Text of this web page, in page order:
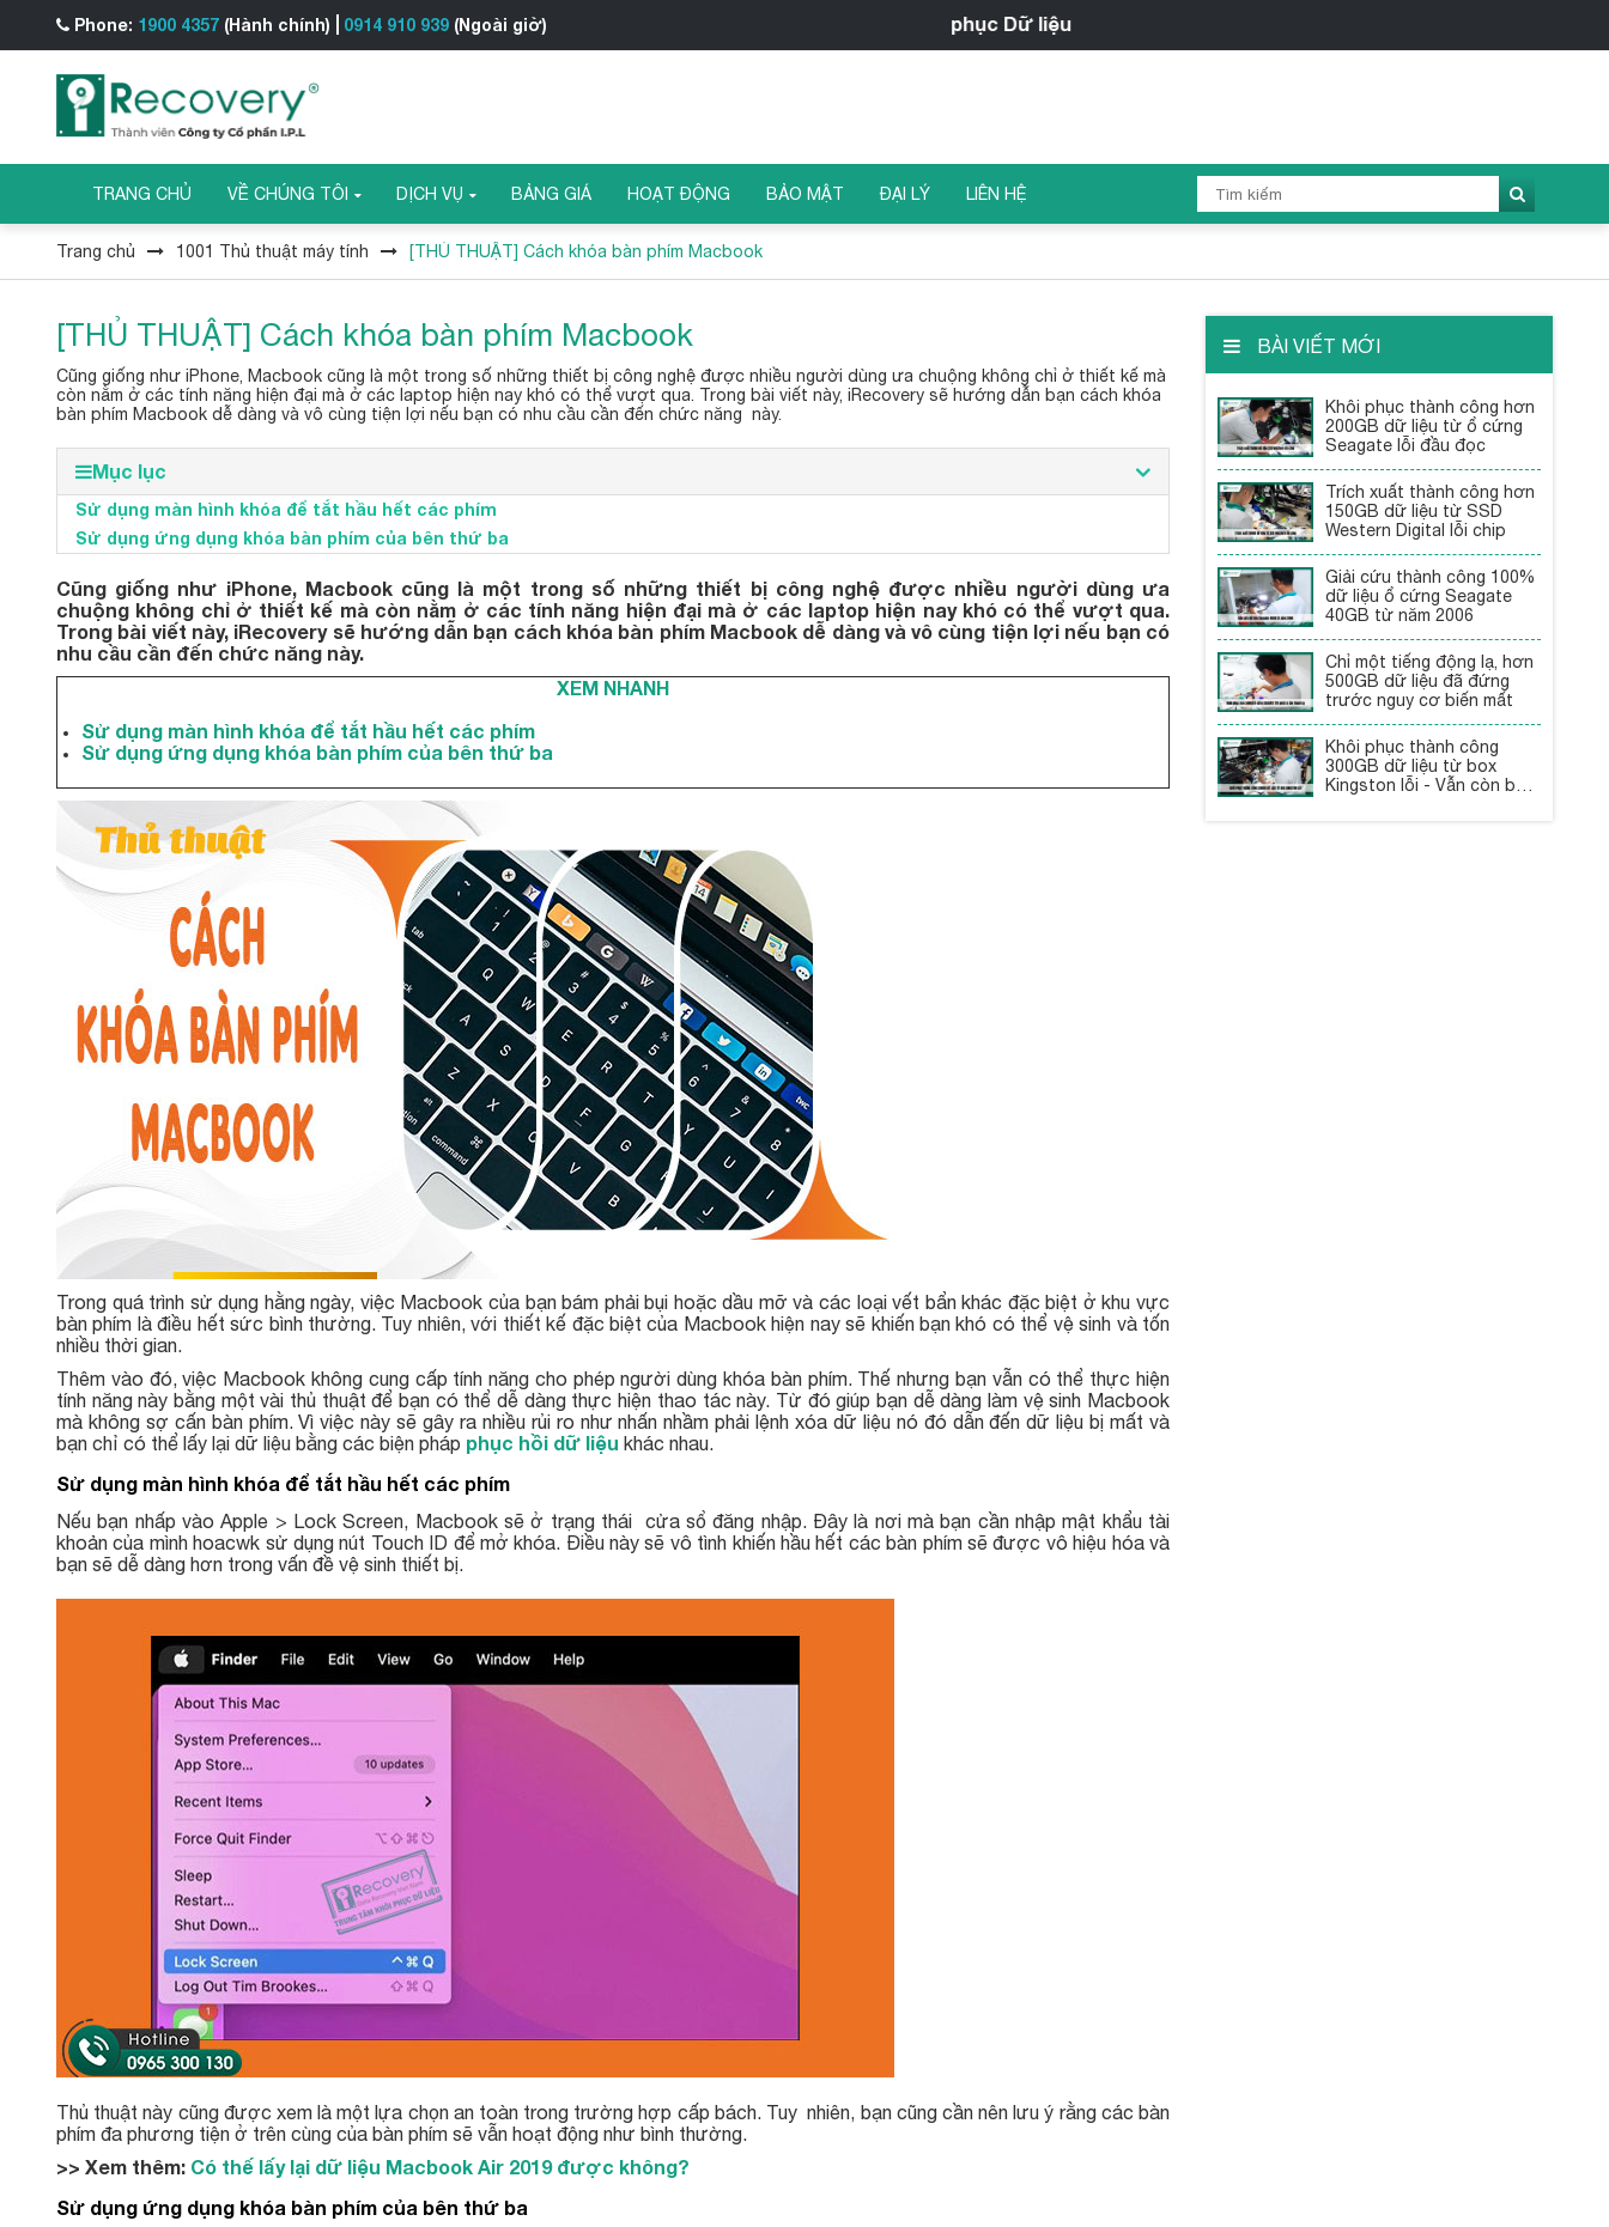
Phone: 1900 4357 (Hành chính) 0914 910 939 (Ngoài giờ) iRecovery - Trung tâm Khôi phục Dữ liệu
TRANG CHỦ VỀ CHÚNG TÔI DỊCH VỤ BẢNG GIÁ HOẠT ĐỘNG BẢO MẬT ĐẠI LÝ LIÊN HỆ
Trang chủ 1001 Thủ thuật máy tính [THỦ THUẬT] Cách khóa bàn phím Macbook
[THỦ THUẬT] Cách khóa bàn phím Macbook
Cũng giống như iPhone, Macbook cũng là một trong số những thiết bị công nghệ được nhiều người dùng ưa chuộng không chỉ ở thiết kế mà
còn nằm ở các tính năng hiện đại mà ở các laptop hiện nay khó có thể vượt qua. Trong bài viết này, iRecovery sẽ hướng dẫn bạn cách khóa
bàn phím Macbook dễ dàng và vô cùng tiện lợi nếu bạn có nhu cầu cần đến chức năng này.
Mục lục
Sử dụng màn hình khóa để tắt hầu hết các phím
Sử dụng ứng dụng khóa bàn phím của bên thứ ba
Cũng giống như iPhone, Macbook cũng là một trong số những thiết bị công nghệ được nhiều người dùng ưa
chuộng không chỉ ở thiết kế mà còn nằm ở các tính năng hiện đại mà ở các laptop hiện nay khó có thể vượt qua.
Trong bài viết này, iRecovery sẽ hướng dẫn bạn cách khóa bàn phím Macbook dễ dàng và vô cùng tiện lợi nếu bạn có
nhu cầu cần đến chức năng này.
XEM NHANH
Sử dụng màn hình khóa để tắt hầu hết các phím
Sử dụng ứng dụng khóa bàn phím của bên thứ ba
Trong quá trình sử dụng hằng ngày, việc Macbook của bạn bám phải bụi hoặc dầu mỡ và các loại vết bẩn khác đặc biệt ở khu vực
bàn phím là điều hết sức bình thường. Tuy nhiên, với thiết kế đặc biệt của Macbook hiện nay sẽ khiến bạn khó có thể vệ sinh và tốn
nhiều thời gian.
Thêm vào đó, việc Macbook không cung cấp tính năng cho phép người dùng khóa bàn phím. Thế nhưng bạn vẫn có thể thực hiện
tính năng này bằng một vài thủ thuật để bạn có thể dễ dàng thực hiện thao tác này. Từ đó giúp bạn dễ dàng làm vệ sinh Macbook
mà không sợ cấn bàn phím. Vì việc này sẽ gây ra nhiều rủi ro như nhấn nhầm phải lệnh xóa dữ liệu nó đó dẫn đến dữ liệu bị mất và
bạn chỉ có thể lấy lại dữ liệu bằng các biện pháp phục hồi dữ liệu khác nhau.
Sử dụng màn hình khóa để tắt hầu hết các phím
Nếu bạn nhấp vào Apple > Lock Screen, Macbook sẽ ở trạng thái cửa sổ đăng nhập. Đây là nơi mà bạn cần nhập mật khẩu tài
khoản của mình hoacwk sử dụng nút Touch ID để mở khóa. Điều này sẽ vô tình khiến hầu hết các bàn phím sẽ được vô hiệu hóa và
bạn sẽ dễ dàng hơn trong vấn đề vệ sinh thiết bị.
Thủ thuật này cũng được xem là một lựa chọn an toàn trong trường hợp cấp bách. Tuy nhiên, bạn cũng cần nên lưu ý rằng các bàn
phím đa phương tiện ở trên cùng của bàn phím sẽ vẫn hoạt động như bình thường.
>> Xem thêm: Có thế lấy lại dữ liệu Macbook Air 2019 được không?
Sử dụng ứng dụng khóa bàn phím của bên thứ ba
BÀI VIẾT MỚI
Khôi phục thành công hơn
200GB dữ liệu từ ổ cứng
Seagate lỗi đầu đọc
Trích xuất thành công hơn
150GB dữ liệu từ SSD
Western Digital lỗi chip
Giải cứu thành công 100%
dữ liệu ổ cứng Seagate
40GB từ năm 2006
Chỉ một tiếng động lạ, hơn
500GB dữ liệu đã đứng
trước nguy cơ biến mất
Khôi phục thành công
300GB dữ liệu từ box
Kingston lỗi - Vẫn còn bảo